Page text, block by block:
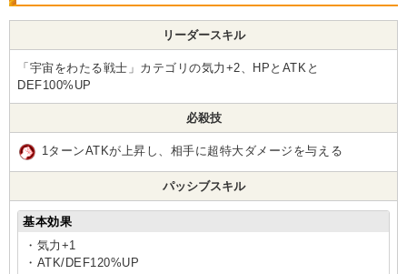
リーダースキル
「宇宙をわたる戦士」カテゴリの気力+2、HPとATKと
DEF100%UP
必殺技
1ターンATKが上昇し、相手に超特大ダメージを与える
パッシブスキル
基本効果
・気力+1
・ATK/DEF120%UP